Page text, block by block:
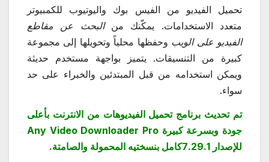
تحميل الفيديو من الفيس بوك واليوتيوب للكمبيوتر
متعدد الاستخدامات. يمكّنك منالبحث عن مقاطع
الفيديو على الويب وحفظها محلياً وتحويلها إلى مجموعة
كبيرة من التنسيقات. يتميز بواجهة مستخدم حديثة
ويمكن استخدامه من قبل المبتدئين والخبراء على حد
سواء.
تم تحديث برنامج تحميل الفيديوهات من الانترنت بأعلى
جودة وبسرعة كبيرة Any Video Downloader Pro
للإصدار 7.29.1كامل بنسختيه المحمولة والصامتة.